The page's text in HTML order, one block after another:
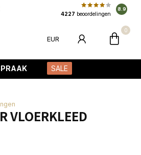
4227 beoordelingen
8.9
EUR
0
SALE
VLOERKLEED